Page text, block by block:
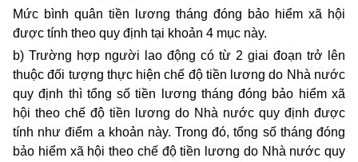
Mức bình quân tiền lương tháng đóng bảo hiểm xã hội
được tính theo quy định tại khoản 4 mục này.
b) Trường hợp người lao động có từ 2 giai đoạn trở lên
thuộc đối tượng thực hiện chế độ tiền lương do Nhà nước
quy định thì tổng số tiền lương tháng đóng bảo hiểm xã
hội theo chế độ tiền lương do Nhà nước quy định được
tính như điểm a khoản này. Trong đó, tổng số tháng đóng
bảo hiểm xã hội theo chế độ tiền lương do Nhà nước quy